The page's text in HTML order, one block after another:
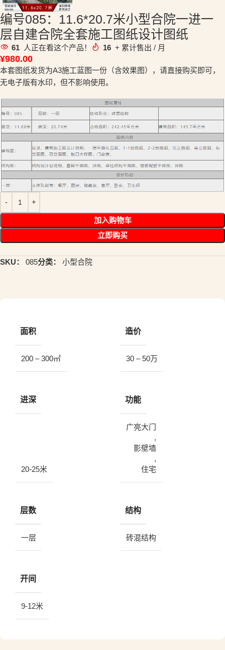
编号085：11.6*20.7米小型合院一进一
层自建合院全套施工图纸设计图纸
61 人正在看这个产品！ 16 + 累计售出 / 月
¥980.00
本套图纸发货为A3施工蓝图一份（含效果图），请直接购买即可，
无电子版有水印，但不影响使用。
加入购物车
立即购买
SKU： 085分类： 小型合院
面积
200 – 300㎡
造价
30 – 50万
进深
20-25米
功能
广亮大门
,
影壁墙
,
住宅
层数
一层
结构
砖混结构
开间
9-12米